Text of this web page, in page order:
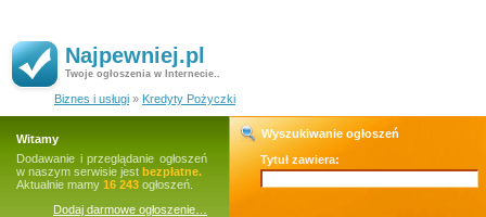
Najpewniej.pl
Twoje ogłoszenia w Internecie..
Biznes i usługi » Kredyty Pożyczki
Witamy
Dodawanie i przeglądanie ogłoszeń
w naszym serwisie jest bezpłatne.
Aktualnie mamy 16 243 ogłoszeń.
Dodaj darmowe ogłoszenie…
Wyszukiwanie ogłoszeń
Tytuł zawiera: